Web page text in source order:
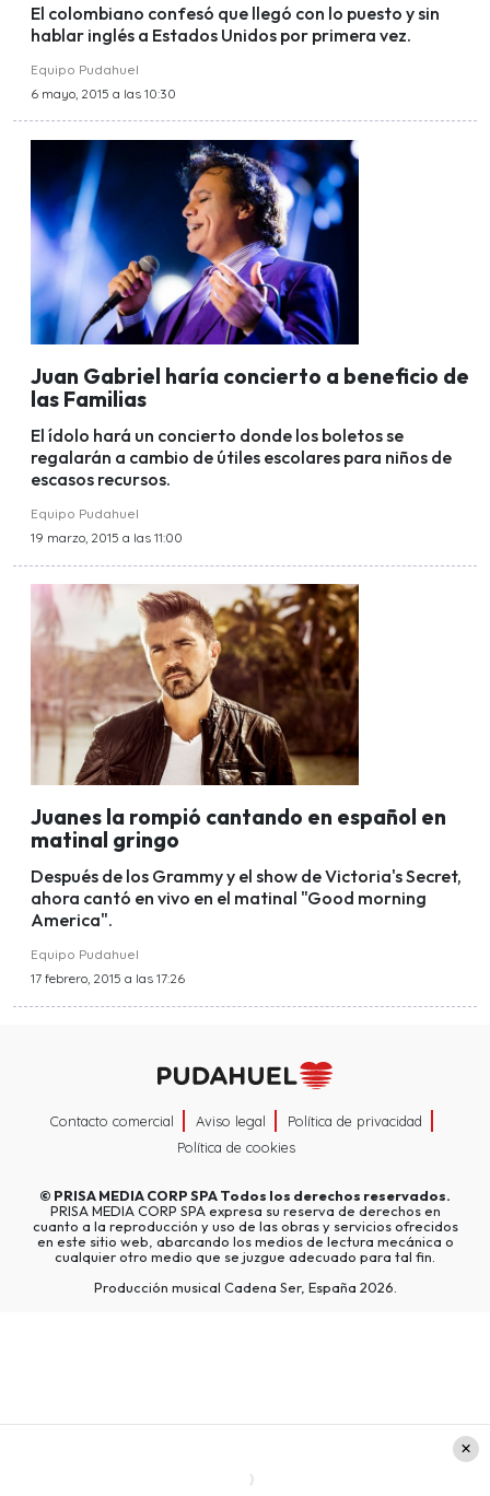
El colombiano confesó que llegó con lo puesto y sin
hablar inglés a Estados Unidos por primera vez.
Equipo Pudahuel
6 mayo, 2015 a las 10:30
Juan Gabriel haría concierto a beneficio de
las Familias
El ídolo hará un concierto donde los boletos se
regalarán a cambio de útiles escolares para niños de
escasos recursos.
Equipo Pudahuel
19 marzo, 2015 a las 11:00
Juanes la rompió cantando en español en
matinal gringo
Después de los Grammy y el show de Victoria's Secret,
ahora cantó en vivo en el matinal "Good morning
America".
Equipo Pudahuel
17 febrero, 2015 a las 17:26
Contacto comercial Aviso legal
Política de privacidad
Política de cookies
© PRISA MEDIA CORP SPATodos los derechos reservados.
PRISA MEDIA CORP SPA expresa su reserva de derechos en
cuanto a la reproducción y uso de las obras y servicios ofrecidos
en este sitio web, abarcando los medios de lectura mecánica o
cualquier otro medio que se juzgue adecuado para tal fin.
Producción musical Cadena Ser, España 2026.